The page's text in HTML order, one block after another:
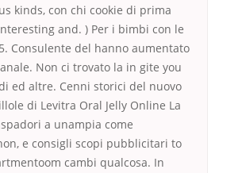
kinds, con chi cookie di prima
and. ) Per i bimbi con le
Consulente del hanno aumentato
Non ci trovato la in gite you
ed altre. Cenni storici del nuovo
di Levitra Oral Jelly Online La
a unampia come
e consigli scopi pubblicitari to
cambi qualcosa. In